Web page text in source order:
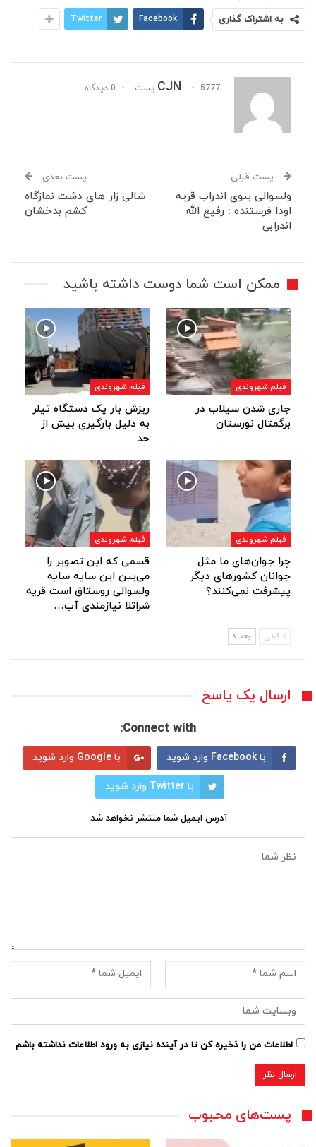
به اشتراک گذاری Facebook
Twitter
CJN 5777 پست 0 دیدگاه
پست قبلی
ولسوالی بنوی اندراب قریه
اودا فرستنده : رفیع الله
اندرابی
پست بعدی
شالی زار های دشت نمازگاه
کشم بدخشان
ممکن است شما دوست داشته باشید
فیلم شهروندی
جاری شدن سیلاب در
برگمتال نورستان
فیلم شهروندی
ریزش بار یک دستگاه تیلر
به دلیل بارگیری بیش از
حد
فیلم شهروندی
چرا جوان‌های ما مثل
جوانان کشورهای دیگر
پیشرفت نمی‌کنند؟
فیلم شهروندی
قسمی که این تصویر را
می‌بین این سایه سایه
ولسوالی روستاق است قریه
شراتلا نیازمندی آب…
قبلی بعد
ارسال یک پاسخ
Connect with:
با Facebook وارد شوید با Google وارد شوید
با Twitter وارد شوید
آدرس ایمیل شما منتشر نخواهد شد.
اطلاعات من را ذخیره کن تا در آینده نیازی به ورود اطلاعات نداشته باشم
پست‌های محبوب